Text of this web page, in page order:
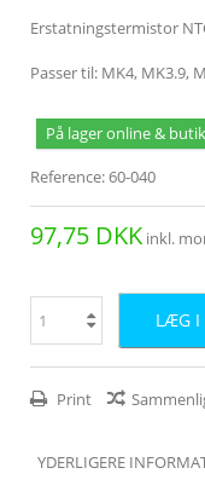
Erstatningstermistor
Passer til: MK4, MK3.9,
På lager online & butik
Reference:60-040
97,75 DKK inkl.
LÆG I
Print
YDERLIGERE